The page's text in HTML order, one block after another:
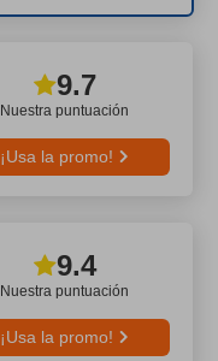
Nuestra puntuación
9.7
¡Usa la promo!
Nuestra puntuación
9.4
¡Usa la promo!